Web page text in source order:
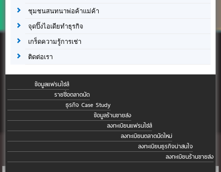
ชุมชนสนทนาพ่อค้าแม่ค้า
จุดปิ๊งไอเดียทำธุรกิจ
เกร็ดความรู้การเช่า
ติดต่อเรา
ข้อมูลแฟรนไชส์
รายชื่อตลาดนัด
ธุรกิจ Case Study
ข้อมูลร้านขายส่ง
ลงทะเบียนแฟรนไชส์
ลงทะเบียนตลาดนัดใหม่
ลงทะเบียนธุรกิจน่าสนใจ
ลงทะเบียนร้านขายส่ง